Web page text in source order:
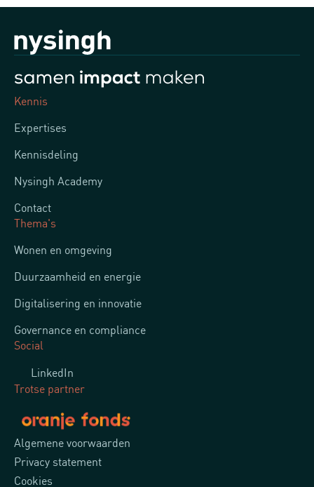
Kennis
Expertises
Kennisdeling
Nysingh Academy
Contact
Thema's
Wonen en omgeving
Duurzaamheid en energie
Digitalisering en innovatie
Governance en compliance
Social
LinkedIn
Trotse partner
Algemene voorwaarden
Privacy statement
Cookies